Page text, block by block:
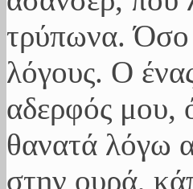
τρύπωνα. Όσο
λόγους. Ο
αδερφός μου,
θανατά λόγω
στην ουρά,